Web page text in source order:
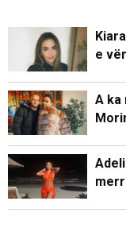
e
A ka